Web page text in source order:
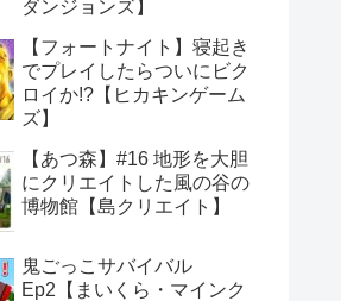
ダンジョンズ】
【フォートナイト】寝起き
でプレイしたらついにビク
ロイか!?【ヒカキンゲーム
ズ】
【あつ森】#16 地形を大胆
にクリエイトした風の谷の
博物館【島クリエイト】
鬼ごっこサバイバル
Ep2【まいくら・マインク